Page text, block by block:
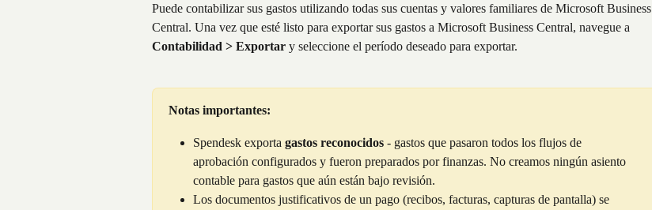
Puede contabilizar sus gastos utilizando todas sus cuentas y valores familiares de Microsoft Business
Central. Una vez que esté listo para exportar sus gastos a Microsoft Business Central, navegue a
Contabilidad > Exportar y seleccione el período deseado para exportar.
Notas importantes:
Spendesk exporta gastos reconocidos - gastos que pasaron todos los flujos de
aprobación configurados y fueron preparados por finanzas. No creamos ningún asiento
contable para gastos que aún están bajo revisión.
Los documentos justificativos de un pago (recibos, facturas, capturas de pantalla) se